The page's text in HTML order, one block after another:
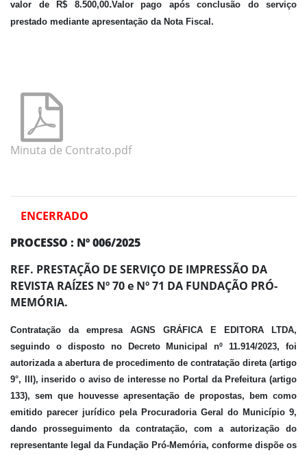
valor de R$ 8.500,00.Valor pago após conclusão do serviço
prestado mediante apresentação da Nota Fiscal.
Minuta de Contrato.pdf
ENCERRADO
PROCESSO : Nº 006/2025
REF. PRESTAÇÃO DE SERVIÇO DE IMPRESSÃO DA
REVISTA RAÍZES Nº 70 e Nº 71 DA FUNDAÇÃO PRÓ-
MEMÓRIA.
Contratação da empresa AGNS GRÁFICA E EDITORA LTDA,
seguindo o disposto no Decreto Municipal nº 11.914/2023, foi
autorizada a abertura de procedimento de contratação direta (artigo
9°, III), inserido o aviso de interesse no Portal da Prefeitura (artigo
133), sem que houvesse apresentação de propostas, bem como
emitido parecer jurídico pela Procuradoria Geral do Município 9,
dando prosseguimento da contratação, com a autorização do
representante legal da Fundação Pró-Memória, conforme dispõe os